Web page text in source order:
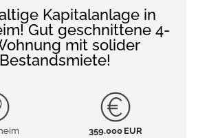
Kapitalanlage in
Gut geschnittene 4-
mit solider
Bestandsmiete!
359.000 EUR